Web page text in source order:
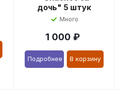
дочь" 5 штук
Много
1 000 ₽
Подробнее В корзину